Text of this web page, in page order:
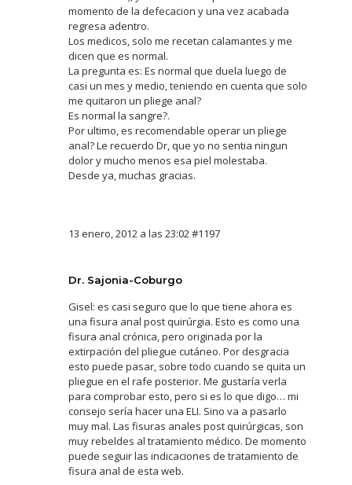
momento de la defecacion y una vez acabada
regresa adentro.
Los medicos, solo me recetan calamantes y me
dicen que es normal.
La pregunta es: Es normal que duela luego de
casi un mes y medio, teniendo en cuenta que solo
me quitaron un pliege anal?
Es normal la sangre?.
Por ultimo, es recomendable operar un pliege
anal? Le recuerdo Dr, que yo no sentia ningun
dolor y mucho menos esa piel molestaba.
Desde ya, muchas gracias.
13 enero, 2012 a las 23:02#1197
Dr. Sajonia-Coburgo
Gisel: es casi seguro que lo que tiene ahora es
una fisura anal post quirúrgia. Esto es como una
fisura anal crónica, pero originada por la
extirpación del pliegue cutáneo. Por desgracia
esto puede pasar, sobre todo cuando se quita un
pliegue en el rafe posterior. Me gustaría verla
para comprobar esto, pero si es lo que digo… mi
consejo sería hacer una ELI. Sino va a pasarlo
muy mal. Las fisuras anales post quirúrgicas, son
muy rebeldes al tratamiento médico. De momento
puede seguir las indicaciones de tratamiento de
fisura anal de esta web.